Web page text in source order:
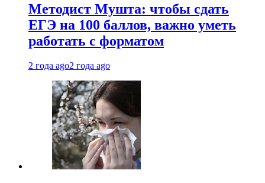
Методист Мушта: чтобы сдать
ЕГЭ на 100 баллов, важно уметь
работать с форматом
2 года ago2 года ago